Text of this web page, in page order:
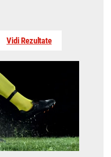
Vidi Rezultate